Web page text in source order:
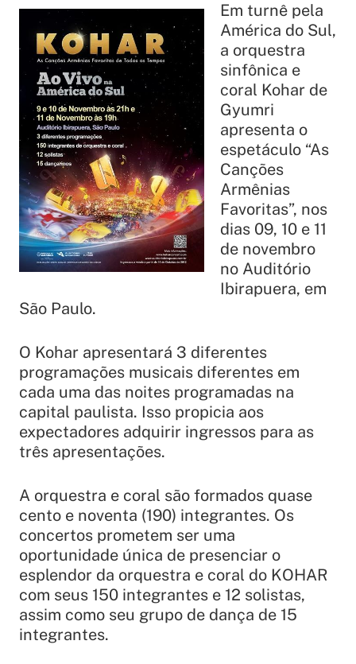
Em turnê pela
América do Sul,
a orquestra
sinfônica e
coral Kohar de
Gyumri
apresenta o
espetáculo “As
Canções
Armênias
Favoritas”, nos
dias 09, 10 e 11
de novembro
no Auditório
Ibirapuera, em
São Paulo.
O Kohar apresentará 3 diferentes
programações musicais diferentes em
cada uma das noites programadas na
capital paulista. Isso propicia aos
expectadores adquirir ingressos para as
três apresentações.
A orquestra e coral são formados quase
cento e noventa (190) integrantes. Os
concertos prometem ser uma
oportunidade única de presenciar o
esplendor da orquestra e coral do KOHAR
com seus 150 integrantes e 12 solistas,
assim como seu grupo de dança de 15
integrantes.